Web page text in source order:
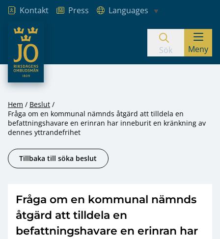
Hoppa till innehåll
Kontakt Press
Languages
JO – Riksdagens Ombudsmän
Sök Meny
Hem
Beslut
Fråga om en kommunal nämnds åtgärd att tilldela en
befattningshavare en erinran har inneburit en kränkning av
dennes yttrandefrihet
Tillbaka till söka beslut
Fråga om en kommunal nämnds
åtgärd att tilldela en
befattningshavare en erinran har